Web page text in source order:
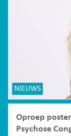
NIEUWS
Oproep
Psychose